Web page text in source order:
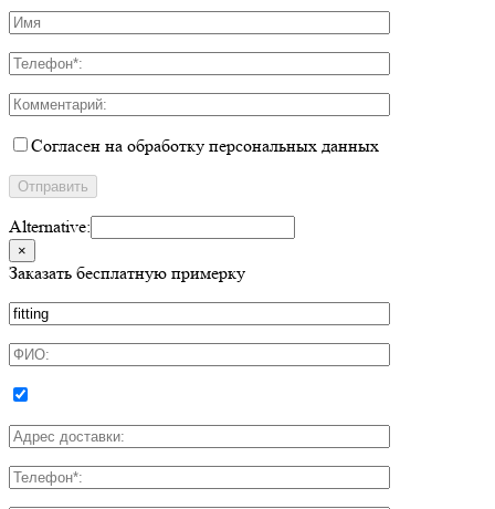
Согласен на обработку персональных данных
Alternative:
×
Заказать бесплатную примерку